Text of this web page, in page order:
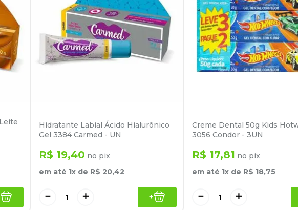
Hidratante Labial Ácido Hialurônico
Gel 3384 Carmed - UN
R$ 19,40 no pix
em até 1x de R$ 20,42
＋
－ +
Creme Dental 50g Kids
3056 Condor - 3UN
R$ 17,81 no pix
em até 1x de R$ 18,75
＋
－